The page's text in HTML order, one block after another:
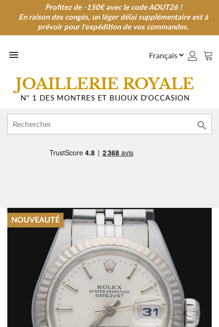
Profitez de -150€ avec le code AOUT26 !
En raison des congés, un léger délai supplémentaire est à
prévoir pour l'expédition de vos commandes.
Profitez de -150€ avec le code AOUT26 !
En raison des congés, un léger délai supplémentaire est à
prévoir pour l'expédition de vos commandes.

JOAILLERIE ROYALE
N° 1 DES MONTRES ET BIJOUX D'OCCASION

NOUVEAUTÉ